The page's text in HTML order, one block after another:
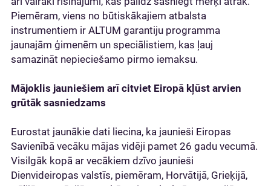
Piemēram, viens no būtiskākajiem atbalsta
instrumentiem ir ALTUM garantiju programma
jaunajām ģimenēm un speciālistiem, kas ļauj
samazināt nepieciešamo pirmo iemaksu.
Mājoklis jauniešiem arī citviet Eiropā kļūst arvien
grūtāk sasniedzams
Eurostat jaunākie dati liecina, ka jaunieši Eiropas
Savienībā vecāku mājas vidēji pamet 26 gadu vecumā.
Visilgāk kopā ar vecākiem dzīvo jaunieši
Dienvideiropas valstīs, piemēram, Horvātijā, Grieķijā,